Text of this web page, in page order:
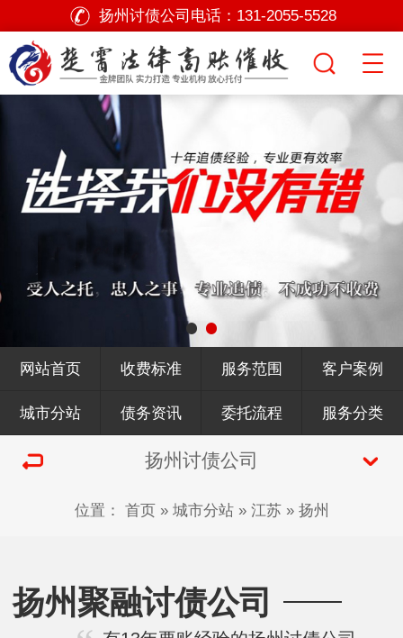
扬州讨债公司电话： 131-2055-5528
网站首页 收费标准 服务范围 客户案例
城市分站 债务资讯 委托流程 服务分类
扬州讨债公司
位置： 首页» 城市分站» 江苏» 扬州
扬州聚融讨债公司